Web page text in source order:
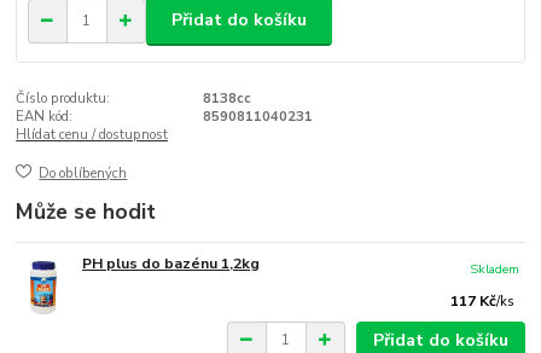
Přidat do košíku
Číslo produktu:
8138cc
EAN kód:
8590811040231
Hlídat cenu / dostupnost
Do oblíbených
Může se hodit
PH plus do bazénu 1,2kg
117 Kč/ks
Skladem
Přidat do košíku